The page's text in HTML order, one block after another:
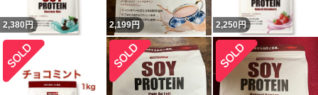
2,380 円 2,199円 2,250 円